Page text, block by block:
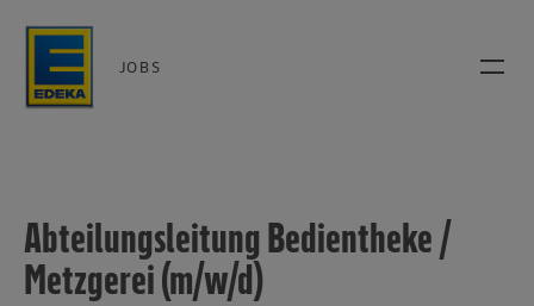
JOBS
Abteilungsleitung Bedientheke /
Metzgerei (m/w/d)